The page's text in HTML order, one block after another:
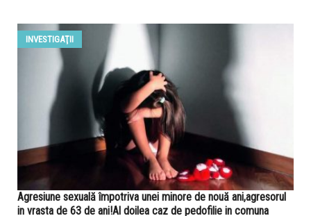
INVESTIGAŢII
Agresiune sexuală împotriva unei minore de nouă ani,agresorul
in vrasta de 63 de ani!Al doilea caz de pedofilie in comuna